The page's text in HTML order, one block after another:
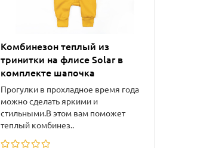
Комбинезон теплый из
тринитки на флисе Solar в
комплекте шапочка
Прогулки в прохладное время года
можно сделать яркими и
стильными.В этом вам поможет
теплый комбинез..